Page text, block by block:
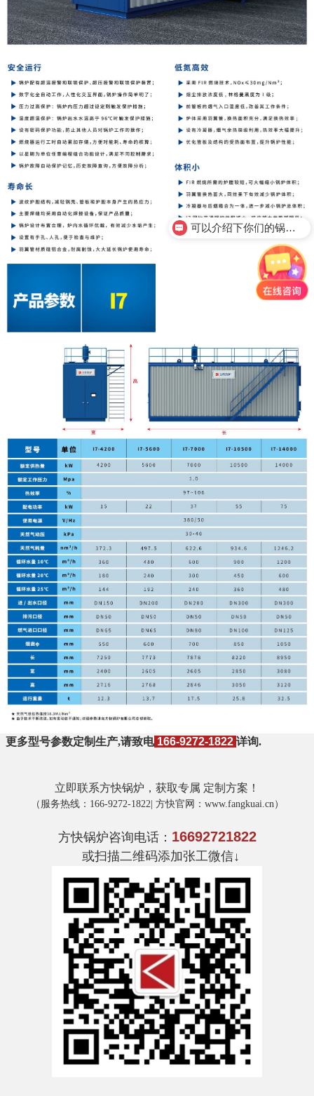
更多型号参数定制生产,请致电 166-9272-1822 详询.
‌立即联系方快锅炉 ，获取专属 定制方案！
（ 服务热线：166-9272-1822| 方快官网 ：www.fangkuai.cn）
方快锅炉咨询电话： 16692721822
或扫描二维码添加张工微信↓
可以介绍下你们的锅炉产品么